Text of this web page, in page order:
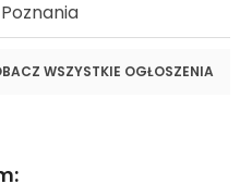
WSZYSTKIE OGŁOSZENIA